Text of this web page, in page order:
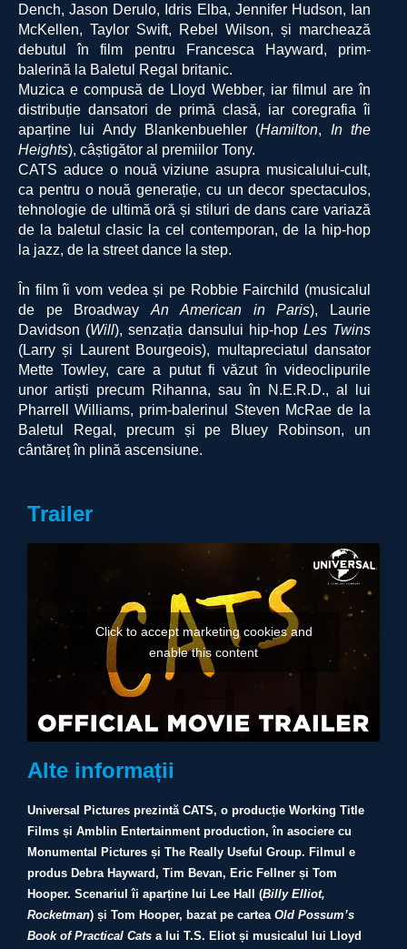
Dench, Jason Derulo, Idris Elba, Jennifer Hudson, Ian
McKellen, Taylor Swift, Rebel Wilson, și marchează
debutul în film pentru Francesca Hayward, prim-
balerină la Baletul Regal britanic.
Muzica e compusă de Lloyd Webber, iar filmul are în
distribuție dansatori de primă clasă, iar coregrafia îi
aparține lui Andy Blankenbuehler (Hamilton, In the
Heights), câștigător al premiilor Tony.
CATS aduce o nouă viziune asupra musicalului-cult,
ca pentru o nouă generație, cu un decor spectaculos,
tehnologie de ultimă oră și stiluri de dans care variază
de la baletul clasic la cel contemporan, de la hip-hop
la jazz, de la street dance la step.
În film îi vom vedea și pe Robbie Fairchild (musicalul
de pe BroadwayAn American in Paris), Laurie
Davidson (Will), senzația dansului hip-hop Les Twins
(Larry și Laurent Bourgeois), multapreciatul dansator
Mette Towley, care a putut fi văzut în videoclipurile
unor artiști precum Rihanna, sau în N.E.R.D., al lui
Pharrell Williams, prim-balerinul Steven McRae de la
Baletul Regal, precum și pe Bluey Robinson, un
cântăreț în plină ascensiune.
Trailer
Click to accept marketing cookies and
enable this content
Alte informații
Universal Pictures prezintă CATS, o producție Working Title
Films și Amblin Entertainment production, în asociere cu
Monumental Pictures și The Really Useful Group. Filmul e
produs Debra Hayward, Tim Bevan, Eric Fellner și Tom
Hooper. Scenariul îi aparține lui Lee Hall (Billy Elliot,
Rocketman) și Tom Hooper, bazat pe cartea Old Possum’s
Book of Practical Cats a lui T.S. Eliot și musicalul lui Lloyd